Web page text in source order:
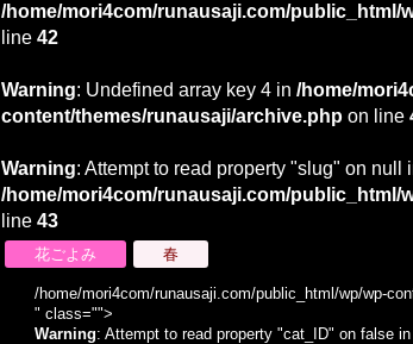
/home/mori4com/runausaji.com/
line 42
Warning: Undefined array key 4 in /home/
content/themes/runausaji/archive.php on line
Warning: Attempt to read property "slug" on null
/home/mori4com/runausaji.com/
line 43
花ごよみ 春
/home/mori4com/runausaji.com/public_html/wp/wp-
" class="">
Warning: Attempt to read property "cat_ID" on false in